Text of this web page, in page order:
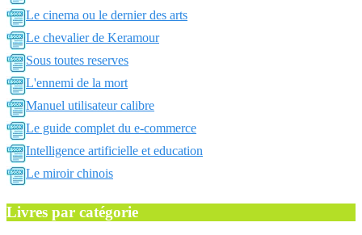
Le cinema ou le dernier des arts
Le chevalier de Keramour
Sous toutes reserves
L'ennemi de la mort
Manuel utilisateur calibre
Le guide complet du e-commerce
Intelligence artificielle et education
Le miroir chinois
Livres par catégorie